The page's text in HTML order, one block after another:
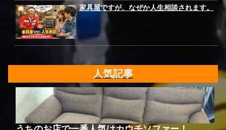
家具屋ですが、なぜか人生相談されます。
人気記事